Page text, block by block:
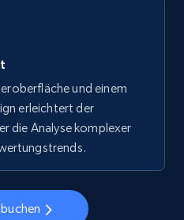
Gtin,
Top reviews, and
Jetzt anfangen
und einem
erleichtert der
die Analyse komplexer